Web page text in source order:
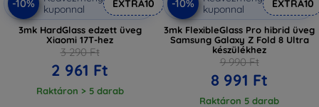
-10%
kuponnal
EXTRA10
3mk HardGlass edzett üveg
Xiaomi 17T-hez
3 290 Ft
2 961 Ft
Raktáron > 5 darab
-10%
kuponnal
EXTRA10
3mk FlexibleGlass Pro hibrid üveg
Samsung Galaxy Z Fold 8 Ultra
készülékhez
9 990 Ft
8 991 Ft
Raktáron 5 darab